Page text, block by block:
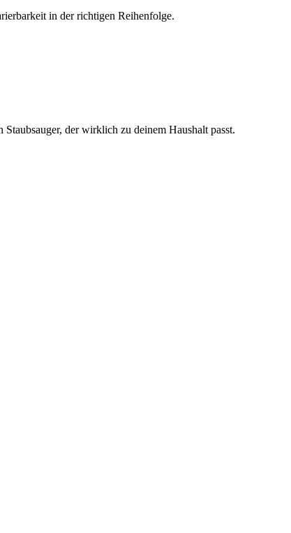
in der richtigen Reihenfolge.
der wirklich zu deinem Haushalt passt.